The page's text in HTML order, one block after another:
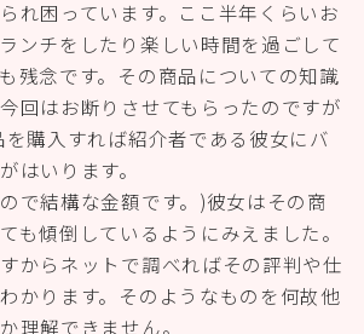
れ困っています。ここ半年くらいお
ンチをしたり楽しい時間を過ごして
残念です。その商品についての知識
回はお断りさせてもらったのですが
購入すれば紹介者である彼女にバ
はいります。
で結構な金額です。)彼女はその商
も傾倒しているようにみえました。
からネットで調べればその評判や仕
かります。そのようなものを何故他
理解できません。